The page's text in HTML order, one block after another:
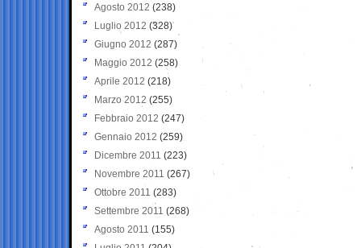
Agosto 2012 (238)
Luglio 2012 (328)
Giugno 2012 (287)
Maggio 2012 (258)
Aprile 2012 (218)
Marzo 2012 (255)
Febbraio 2012 (247)
Gennaio 2012 (259)
Dicembre 2011 (223)
Novembre 2011 (267)
Ottobre 2011 (283)
Settembre 2011 (268)
Agosto 2011 (155)